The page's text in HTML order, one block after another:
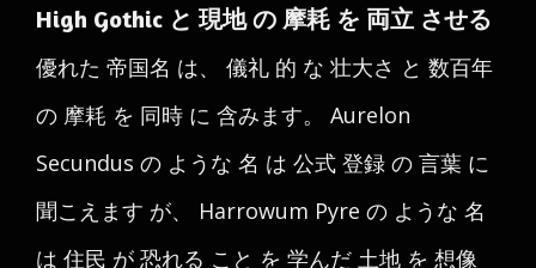
High Gothic と 現地 の 摩耗 を 両立 させる
優れた 帝国名 は、 儀礼 的 な 壮大さ と 数百年
の 摩耗 を 同時 に 含みます。 Aurelon
Secundus の ような 名 は 公式 登録 の 言葉 に
聞こえます が、 Harrowum Pyre の ような 名
は 住民 が 恐れる こと を 学んだ 土地 を 想像